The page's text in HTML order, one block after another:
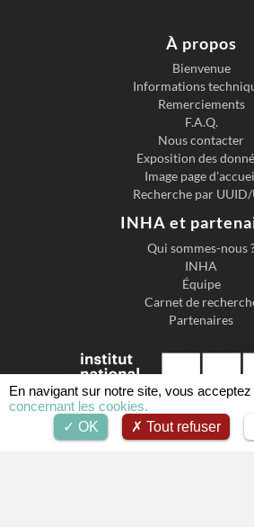
À propos
Bienvenue
Informations
Remerciements
F.A.Q.
Nous contacter
Exposition des
Image page
Recherche par
INHA et
Qui sommes-nous
INHA
Équipe
Carnet de
Partenaires
En navigant sur notre site, vous acceptez
concernant les cookies.
OK
Tout refuser